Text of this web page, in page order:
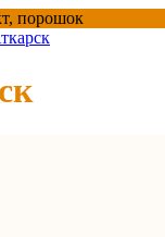
порошок